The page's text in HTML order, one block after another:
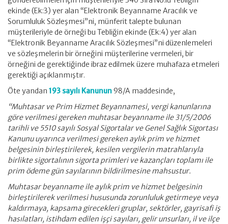
ekinde (Ek:3) yer alan “Elektronik Beyanname Aracılık ve
Sorumluluk Sözleşmesi”ni, münferit talepte bulunan
müşterileriyle de örneği bu Tebliğin ekinde (Ek:4) yer alan
“Elektronik Beyanname Aracılık Sözleşmesi”ni düzenlemeleri
ve sözleşmelerin bir örneğini müşterilerine vermeleri, bir
örneğini de gerektiğinde ibraz edilmek üzere muhafaza etmeleri
gerektiği açıklanmıştır.
Öte yandan 193 sayılı Kanunun98/A maddesinde,
“Muhtasar ve Prim Hizmet Beyannamesi, vergi kanunlarına
göre verilmesi gereken muhtasar beyanname ile 31/5/2006
tarihli ve 5510 sayılı Sosyal Sigortalar ve Genel Sağlık Sigortası
Kanunu uyarınca verilmesi gereken aylık prim ve hizmet
belgesinin birleştirilerek, kesilen vergilerin matrahlarıyla
birlikte sigortalının sigorta primleri ve kazançları toplamı ile
prim ödeme gün sayılarının bildirilmesine mahsustur.
Muhtasar beyanname ile aylık prim ve hizmet belgesinin
birleştirilerek verilmesi hususunda zorunluluk getirmeye veya
kaldırmaya, kapsama girecekleri gruplar, sektörler, gayrisafi iş
hasılatları, istihdam edilen işçi sayıları, gelir unsurları, il ve ilçe